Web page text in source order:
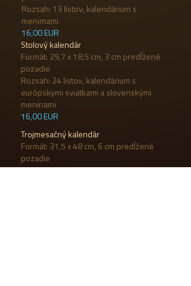
Rozsah: 13 listov, kalendárium s
menimami
16,00 EUR
Stolový kalendár
Formát: 29,7 x 18,5 cm, 3 cm predĺžené
pozadie
Rozsah: 24 listov, kalendárium s
európskymi sviatkami a slovenskými
meninami
16,00 EUR
Trojmesačný kalendár
Formát: 31,5 x 48 cm, 6 cm predĺžené
pozadie
Rozsah: 12 listov, kalendárium s